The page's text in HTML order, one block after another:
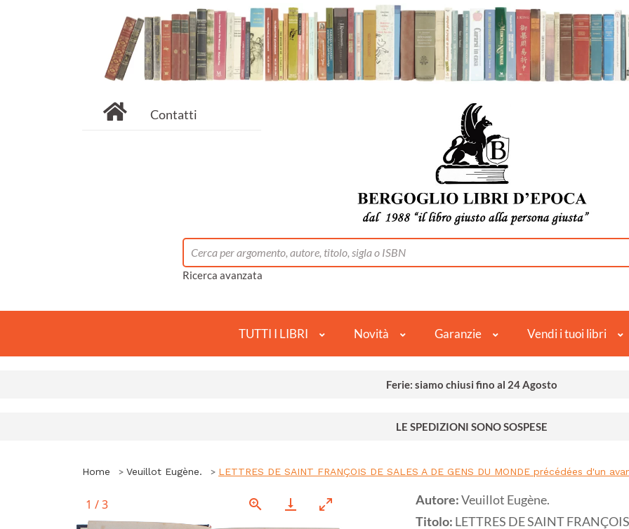
Contatti
Ricerca avanzata
TUTTI I LIBRI Novità Garanzie Vendi i tuoi libri
Ferie: siamo chiusi fino al 24 Agosto
LE SPEDIZIONI SONO SOSPESE
Home Veuillot Eugène. LETTRES DE SAINT FRANÇOIS DE SALES A DE GENS DU MONDE précédées d'un
1 /3 Autore:Veuillot Eugène.
Titolo: LETTRES DE SAINT